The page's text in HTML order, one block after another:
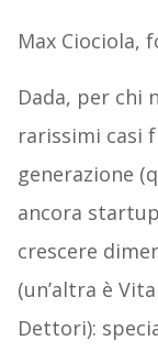
Max Ciociola,
Dada, per chi
rarissimi casi
generazione
ancora
crescere
(un’altra è
Dettori):